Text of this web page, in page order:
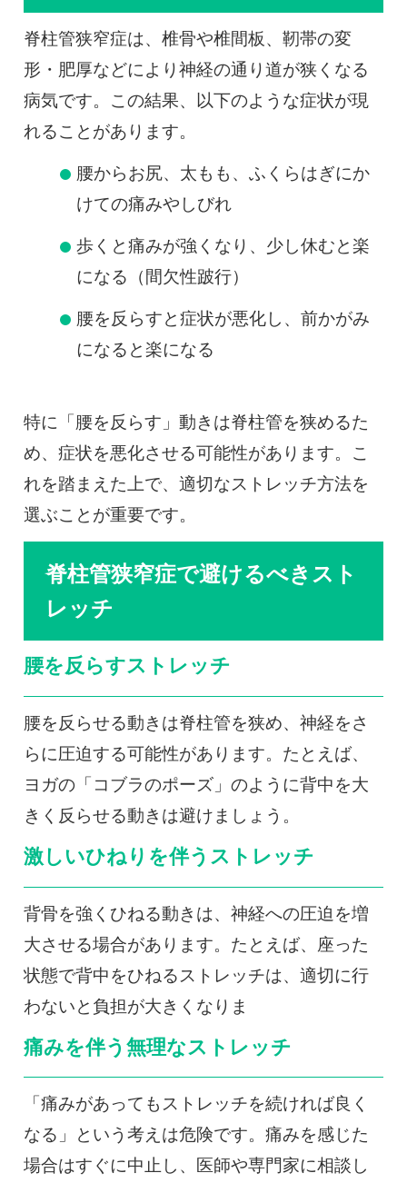
脊柱管狭窄症は、椎骨や椎間板、靭帯の変
形・肥厚などにより神経の通り道が狭くなる
病気です。この結果、以下のような症状が現
れることがあります。
腰からお尻、太もも、ふくらはぎにか
けての痛みやしびれ
歩くと痛みが強くなり、少し休むと楽
になる（間欠性跛行）
腰を反らすと症状が悪化し、前かがみ
になると楽になる
特に「腰を反らす」動きは脊柱管を狭めるた
め、症状を悪化させる可能性があります。こ
れを踏まえた上で、適切なストレッチ方法を
選ぶことが重要です。
脊柱管狭窄症で避けるべきスト
レッチ
腰を反らすストレッチ
腰を反らせる動きは脊柱管を狭め、神経をさ
らに圧迫する可能性があります。たとえば、
ヨガの「コブラのポーズ」のように背中を大
きく反らせる動きは避けましょう。
激しいひねりを伴うストレッチ
背骨を強くひねる動きは、神経への圧迫を増
大させる場合があります。たとえば、座った
状態で背中をひねるストレッチは、適切に行
わないと負担が大きくなりま
痛みを伴う無理なストレッチ
「痛みがあってもストレッチを続ければ良く
なる」という考えは危険です。痛みを感じた
場合はすぐに中止し、医師や専門家に相談し